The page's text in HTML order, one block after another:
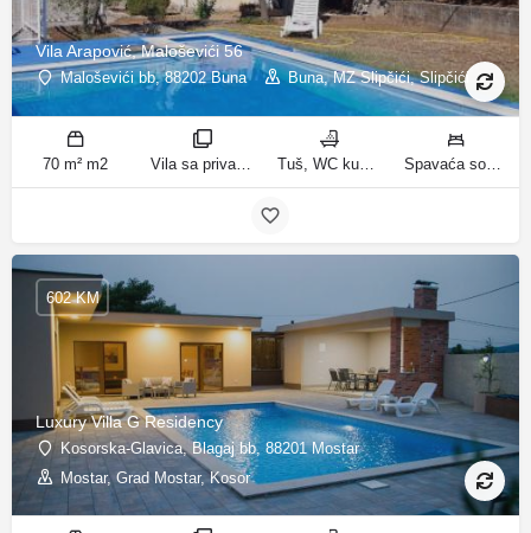
Vila Arapović, Maloševići 56
Maloševići bb, 88202 Buna Buna, MZ Slipčići, Slipčići
70 m² m2 Vila sa privatnim bazenom sobe Tuš, WC kupatila Spavaća soba 1: 3 odvojena kreveta | Spavaća soba 2: 3 kreveta za jednu osobu | Dnevni boravak: 1 kauč na razvlačenje ležaja
Luxury Villa G Residency
Kosorska-Glavica, Blagaj bb, 88201 Mostar
Mostar, Grad Mostar, Kosor
602 KM